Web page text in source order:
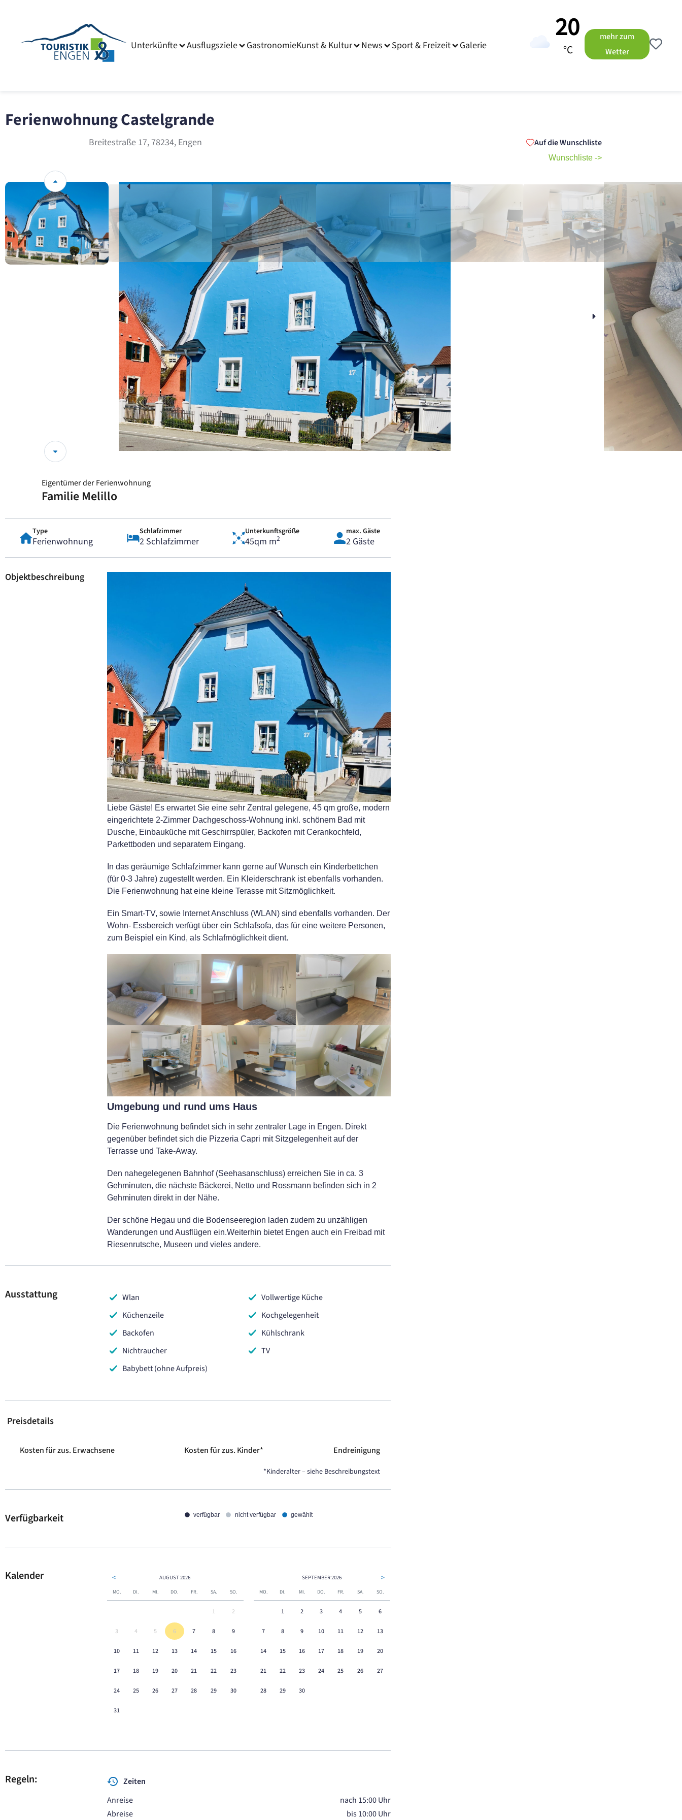
Unterkünfte Ausflugsziele GastronomieKunst & Kultur News Sport & Freizeit Galerie
20
°C
mehr zum
Wetter
Ferienwohnung Castelgrande
Breitestraße 17, 78234, Engen Auf die Wunschliste
Wunschliste ->
Eigentümer der Ferienwohnung
Familie Melillo
Type
Ferienwohnung
Schlafzimmer
2 Schlafzimmer
Unterkunftsgröße
45qm m2
max. Gäste
2 Gäste
Objektbeschreibung
Liebe Gäste! Es erwartet Sie eine sehr Zentral gelegene, 45 qm große, modern
eingerichtete 2-Zimmer Dachgeschoss-Wohnung inkl. schönem Bad mit
Dusche, Einbauküche mit Geschirrspüler, Backofen mit Cerankochfeld,
Parkettboden und separatem Eingang.
In das geräumige Schlafzimmer kann gerne auf Wunsch ein Kinderbettchen
(für 0-3 Jahre) zugestellt werden. Ein Kleiderschrank ist ebenfalls vorhanden.
Die Ferienwohnung hat eine kleine Terasse mit Sitzmöglichkeit.
Ein Smart-TV, sowie Internet Anschluss (WLAN) sind ebenfalls vorhanden. Der
Wohn- Essbereich verfügt über ein Schlafsofa, das für eine weitere Personen,
zum Beispiel ein Kind, als Schlafmöglichkeit dient.
Umgebung und rund ums Haus
Die Ferienwohnung befindet sich in sehr zentraler Lage in Engen. Direkt
gegenüber befindet sich die Pizzeria Capri mit Sitzgelegenheit auf der
Terrasse und Take-Away.
Den nahegelegenen Bahnhof (Seehasanschluss) erreichen Sie in ca. 3
Gehminuten, die nächste Bäckerei, Netto und Rossmann befinden sich in 2
Gehminuten direkt in der Nähe.
Der schöne Hegau und die Bodenseeregion laden zudem zu unzähligen
Wanderungen und Ausflügen ein.Weiterhin bietet Engen auch ein Freibad mit
Riesenrutsche, Museen und vieles andere.
Ausstattung Wlan
Vollwertige Küche
Küchenzeile
Kochgelegenheit
Backofen
Kühlschrank
Nichtraucher
TV
Babybett (ohne Aufpreis)
Preisdetails
Kosten für zus. Erwachsene Kosten für zus. Kinder* Endreinigung
*Kinderalter – siehe Beschreibungstext
Verfügbarkeit verfügbar nicht verfügbar gewählt
Kalender < AUGUST2026
MO. DI. MI. DO. FR. SA. SO.
1 2
3 4 5 6 7 8 9
10 11 12 13 14 15 16
17 18 19 20 21 22 23
24 25 26 27 28 29 30
31
SEPTEMBER2026 >
MO. DI. MI. DO. FR. SA. SO.
1 2 3 4 5 6
7 8 9 10 11 12 13
14 15 16 17 18 19 20
21 22 23 24 25 26 27
28 29 30
Regeln:
Zeiten
Anreise
nach 15:00 Uhr
Abreise
bis 10:00 Uhr